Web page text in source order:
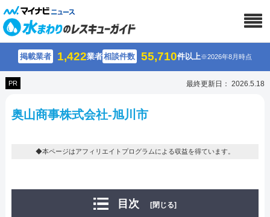
掲載業者 1,422業者相談件数 55,710件以上※2026年8月時点
PR 最終更新日： 2026.5.18
奥山商事株式会社-旭川市
◆本ページはアフィリエイトプログラムによる収益を得ています。
目次 [閉じる]